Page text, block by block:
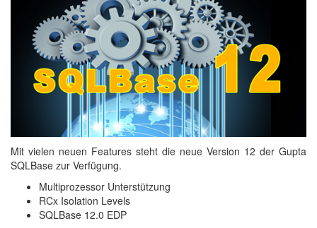
Mit vielen neuen Features steht die neue Version 12 der Gupta
SQLBase zur Verfügung.
Multiprozessor Unterstützung
RCx Isolation Levels
SQLBase 12.0 EDP